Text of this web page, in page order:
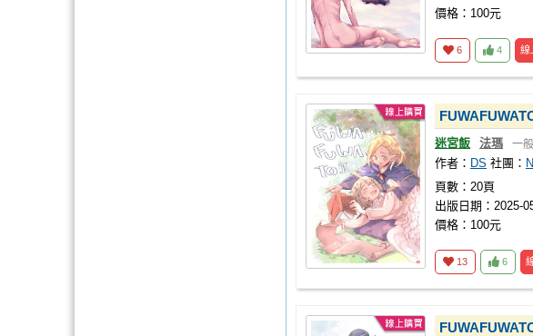
價格：100元
6 4 線
迷宮飯 法瑪 一
作者： DS 社團：
頁數：20頁
出版日期：2025-
價格：100元
13 6